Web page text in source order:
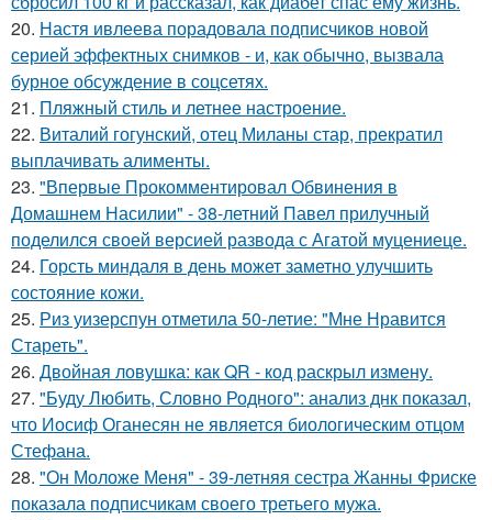
20. Настя ивлеева порадовала подписчиков новой
серией эффектных снимков - и, как обычно, вызвала
бурное обсуждение в соцсетях.
21. Пляжный стиль и летнее настроение.
22. Виталий гогунский, отец Миланы стар, прекратил
выплачивать алименты.
23. "Впервые Прокомментировал Обвинения в
Домашнем Насилии" - 38-летний Павел прилучный
поделился своей версией развода с Агатой муцениеце.
24. Горсть миндаля в день может заметно улучшить
состояние кожи.
25. Риз уизерспун отметила 50-летие: "Мне Нравится
Стареть".
26. Двойная ловушка: как QR - код раскрыл измену.
27. "Буду Любить, Словно Родного": анализ днк показал,
что Иосиф Оганесян не является биологическим отцом
Стефана.
28. "Он Моложе Меня" - 39-летняя сестра Жанны Фриске
показала подписчикам своего третьего мужа.